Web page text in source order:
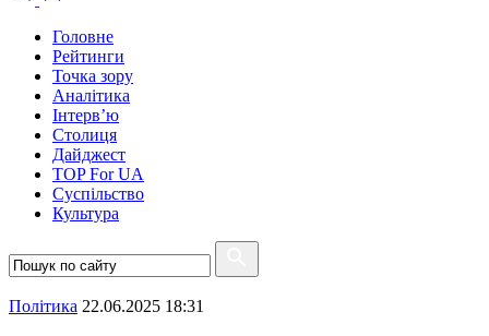
Головне
Рейтинги
Точка зору
Аналітика
Інтерв’ю
Столиця
Дайджест
TOP For UA
Суспiльство
Культура
Полiтика 22.06.2025 18:31